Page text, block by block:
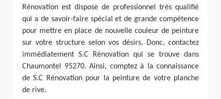
Rénovation est dispose de professionnel très qualifié
qui a de savoir-faire spécial et de grande compétence
pour mettre en place de nouvelle couleur de peinture
sur votre structure selon vos désirs. Donc, contactez
immédiatement S.C Rénovation qui se trouve dans
Chaumontel 95270. Ainsi, comptez à la connaissance
de S.C Rénovation pour la peinture de votre planche
de rive.